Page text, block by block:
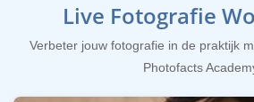
Live Fotografie
Verbeter jouw fotografie in de praktijk
Photofacts